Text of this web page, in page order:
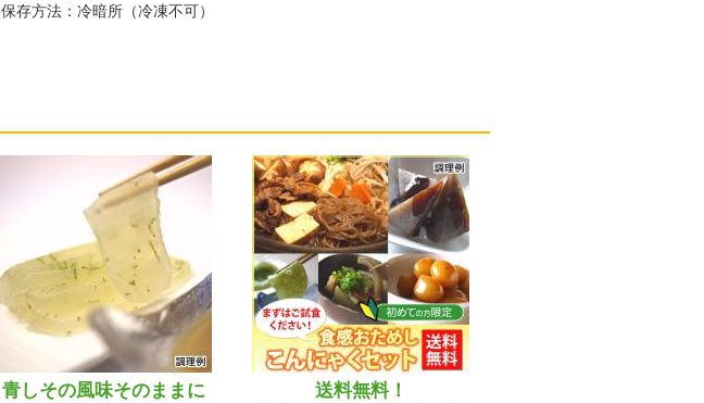
保存方法：冷暗所（冷凍不可）
青しその風味そのままに
送料無料！